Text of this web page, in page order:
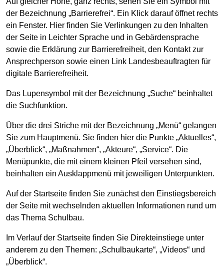
der Bezeichnung „Barrierefrei“. Ein Klick darauf öffnet rechts
ein Fenster. Hier finden Sie Verlinkungen zu den Inhalten
der Seite in Leichter Sprache und in Gebärdensprache
sowie die Erklärung zur Barrierefreiheit, den Kontakt zur
Ansprechperson sowie einen Link Landesbeauftragten für
digitale Barrierefreiheit.
Das Lupensymbol mit der Bezeichnung „Suche“ beinhaltet
die Suchfunktion.
Über die drei Striche mit der Bezeichnung „Menü“ gelangen
Sie zum Hauptmenü. Sie finden hier die Punkte „Aktuelles“,
„Überblick“, „Maßnahmen“, „Akteure“, „Service“. Die
Menüpunkte, die mit einem kleinen Pfeil versehen sind,
beinhalten ein Ausklappmenü mit jeweiligen Unterpunkten.
Auf der Startseite finden Sie zunächst den Einstiegsbereich
der Seite mit wechselnden aktuellen Informationen rund um
das Thema Schulbau.
Im Verlauf der Startseite finden Sie Direkteinstiege unter
anderem zu den Themen: „Schulbaukarte“, „Videos“ und
„Überblick“.